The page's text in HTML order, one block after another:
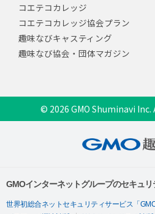
コエテコカレッジ
コエテコカレッジ協会プラン
趣味なびキャスティング
趣味なび協会・団体マガジン
© 2026 GMO Shuminavi